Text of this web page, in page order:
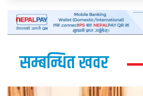
सम्बन्धित खवर